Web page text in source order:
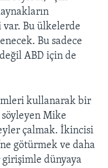
var. Bu ülkelerde
Bu sadece
ABD için de
kullanarak bir
söyleyen Mike
çalmak. İkincisi
götürmek ve daha
dünyaya